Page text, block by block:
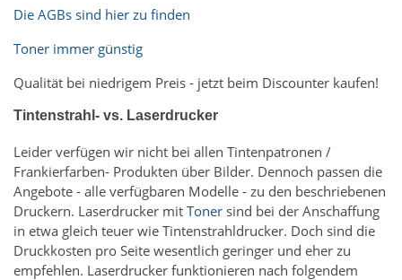
Die AGBs sind hier zu finden
Toner immer günstig
Qualität bei niedrigem Preis - jetzt beim Discounter kaufen!
Tintenstrahl- vs. Laserdrucker
Leider verfügen wir nicht bei allen Tintenpatronen /
Frankierfarben- Produkten über Bilder. Dennoch passen die
Angebote - alle verfügbaren Modelle - zu den beschriebenen
Druckern. Laserdrucker mit Toner sind bei der Anschaffung
in etwa gleich teuer wie Tintenstrahldrucker. Doch sind die
Druckkosten pro Seite wesentlich geringer und eher zu
empfehlen. Laserdrucker funktionieren nach folgendem